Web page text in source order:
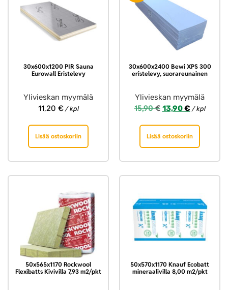
30x600x1200 PIR Sauna
Eurowall Eristelevy
Ylivieskan myymälä
11,20 €/ kpl
Lisää ostoskoriin
30x600x2400 Bewi XPS 300
eristelevy, suorareunainen
Ylivieskan myymälä
15,90€ 13,90€ / kpl
Lisää ostoskoriin
50x565x1170 Rockwool
Flexibatts Kivivilla 7,93 m2/pkt
50x570x1170 Knauf Ecobatt
mineraalivilla 8,00 m2/pkt